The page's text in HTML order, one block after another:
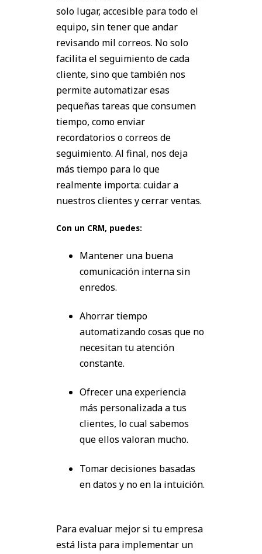
solo lugar, accesible para todo el
equipo, sin tener que andar
revisando mil correos. No solo
facilita el seguimiento de cada
cliente, sino que también nos
permite automatizar esas
pequeñas tareas que consumen
tiempo, como enviar
recordatorios o correos de
seguimiento. Al final, nos deja
más tiempo para lo que
realmente importa: cuidar a
nuestros clientes y cerrar ventas.
Con un CRM, puedes:
Mantener una buena
comunicación interna sin
enredos.
Ahorrar tiempo
automatizando cosas que no
necesitan tu atención
constante.
Ofrecer una experiencia
más personalizada a tus
clientes, lo cual sabemos
que ellos valoran mucho.
Tomar decisiones basadas
en datos y no en la intuición.
Para evaluar mejor si tu empresa
está lista para implementar un